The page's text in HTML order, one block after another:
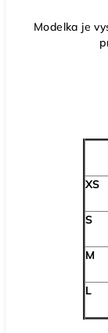
Modelka je
XS
S
M
L